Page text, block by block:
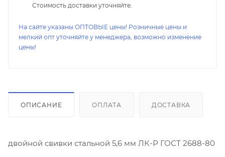
Стоимость доставки уточняйте.
На сайте указаны ОПТОВЫЕ цены! Розничные цены и
мелкий опт уточняйте у менеджера, возможно изменение
цены!
ОПИСАНИЕ ОПЛАТА ДОСТАВКА
двойной свивки стальной 5,6 мм ЛК-Р ГОСТ 2688-80